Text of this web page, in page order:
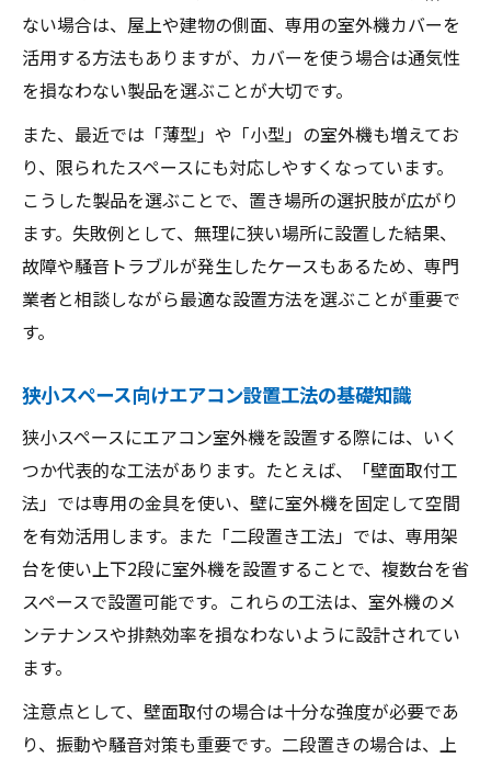
ない場合は、屋上や建物の側面、専用の室外機カバーを
活用する方法もありますが、カバーを使う場合は通気性
を損なわない製品を選ぶことが大切です。
また、最近では「薄型」や「小型」の室外機も増えてお
り、限られたスペースにも対応しやすくなっています。
こうした製品を選ぶことで、置き場所の選択肢が広がり
ます。失敗例として、無理に狭い場所に設置した結果、
故障や騒音トラブルが発生したケースもあるため、専門
業者と相談しながら最適な設置方法を選ぶことが重要で
す。
狭小スペース向けエアコン設置工法の基礎知識
狭小スペースにエアコン室外機を設置する際には、いく
つか代表的な工法があります。たとえば、「壁面取付工
法」では専用の金具を使い、壁に室外機を固定して空間
を有効活用します。また「二段置き工法」では、専用架
台を使い上下2段に室外機を設置することで、複数台を省
スペースで設置可能です。これらの工法は、室外機のメ
ンテナンスや排熱効率を損なわないように設計されてい
ます。
注意点として、壁面取付の場合は十分な強度が必要であ
り、振動や騒音対策も重要です。二段置きの場合は、上